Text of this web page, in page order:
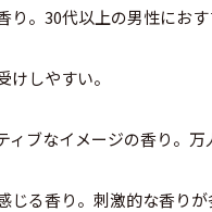
。30代以上の男性におす
しやすい。
ブなイメージの香り。万
る香り。刺激的な香りが